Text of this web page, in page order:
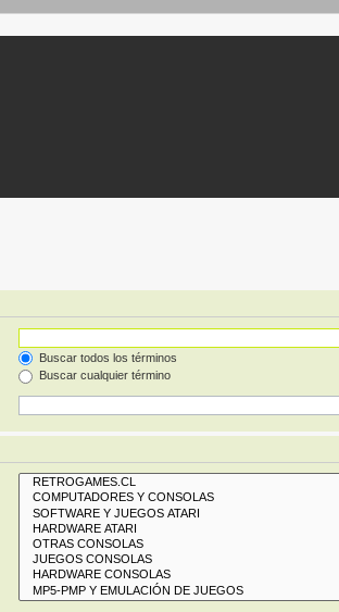
Buscar todos los términos
Buscar cualquier término